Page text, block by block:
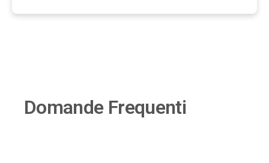
Domande Frequenti